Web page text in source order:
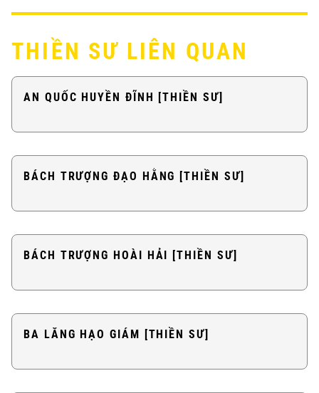
THIỀN SƯ LIÊN QUAN
AN QUỐC HUYỀN ĐĨNH [THIỀN SƯ]
BÁCH TRƯỢNG ĐẠO HẰNG [THIỀN SƯ]
BÁCH TRƯỢNG HOÀI HẢI [THIỀN SƯ]
BA LĂNG HẠO GIÁM [THIỀN SƯ]